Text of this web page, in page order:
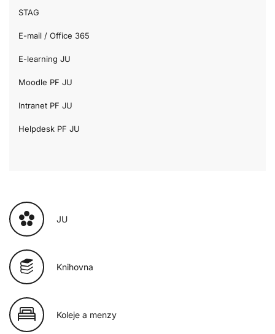
STAG
E-mail / Office 365
E-learning JU
Moodle PF JU
Intranet PF JU
Helpdesk PF JU
JU
Knihovna
Koleje a menzy